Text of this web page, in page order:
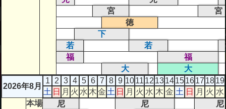
宮
宮
徳
下
若
若
福
福
大
大
2026年8月
1 2 3 4 5 6 7 8 9 1011 12 1314151617 1819
土 日 月 火 水 木金 土 日 月 火 水 木 金 土 日 月 火 水
本場 尼 尼 尼